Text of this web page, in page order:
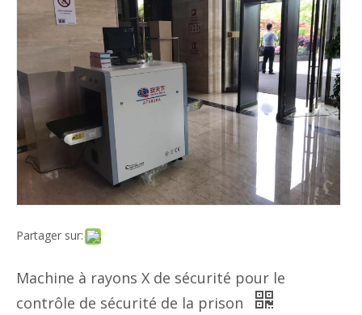
Partager sur:
Machine à rayons X de sécurité pour le
contrôle de sécurité de la prison